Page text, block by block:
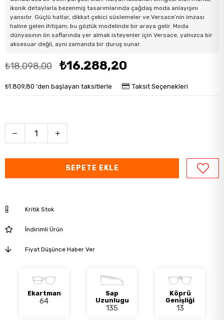
ikonik detaylarla bezenmiş tasarımlarında çağdaş moda anlayışını
yansıtır. Güçlü hatlar, dikkat çekici süslemeler ve Versace’nin imzası
haline gelen ihtişam; bu gözlük modelinde bir araya gelir. Moda
dünyasının ön saflarında yer almak isteyenler için Versace, yalnızca bir
aksesuar değil, aynı zamanda bir duruş sunar.
₺18.098,00 ₺16.288,20
₺1.809,80 'den başlayan taksitlerle Taksit Seçenekleri
Kritik Stok
İndirimli Ürün
Fiyat Düşünce Haber Ver
Ekartman
64
Sap
Uzunlugu
135
Köprü
Genişliği
13